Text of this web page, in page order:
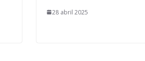
28 abril 2025